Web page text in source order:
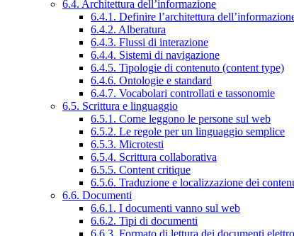
6.4. Architettura dell’informazione
6.4.1. Definire l’architettura
6.4.2. Alberatura
6.4.3. Flussi di interazione
6.4.4. Sistemi di navigazione
6.4.5. Tipologie di contenuto (content type)
6.4.6. Ontologie e standard
6.4.7. Vocabolari controllati e tassonomie
6.5. Scrittura e linguaggio
6.5.1. Come leggono le persone sul web
6.5.2. Le regole per un linguaggio semplice
6.5.3. Microtesti
6.5.4. Scrittura collaborativa
6.5.5. Content critique
6.5.6. Traduzione e localizzazione dei
6.6. Documenti
6.6.1. I documenti vanno sul web
6.6.2. Tipi di documenti
6.6.3. Formato di lettura dei documenti